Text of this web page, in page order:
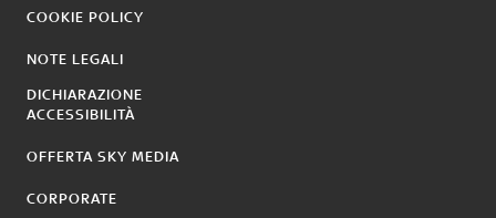
COOKIE POLICY
NOTE LEGALI
DICHIARAZIONE
ACCESSIBILITÀ
OFFERTA SKY MEDIA
CORPORATE